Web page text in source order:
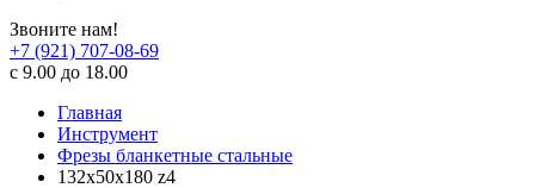
Звоните нам!
+7 (921) 707-08-69
с 9.00 до 18.00
Главная
Инструмент
Фрезы бланкетные стальные
132x50x180 z4